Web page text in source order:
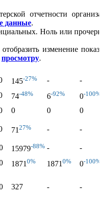
отчетности
данные.
Ноль или прочерк
изменение
просмотру.
145-27% -
-
74-48% 6-92% 0-100%
0 0
0
71 27% -
-
15979-88% -
-
1871 0% 1871 0% 0-100%
327 - -